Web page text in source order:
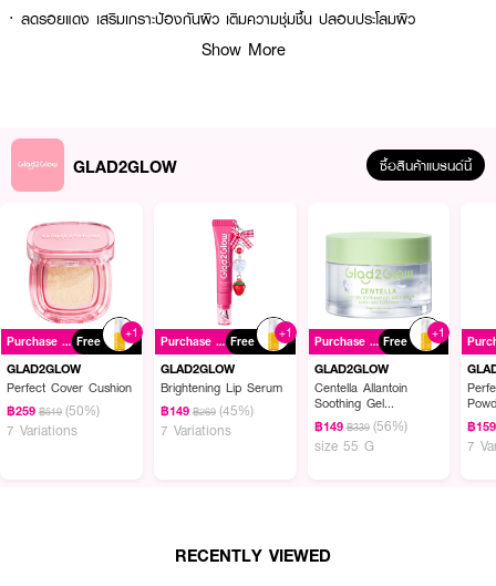
· ลดรอยแดง เสริมเกราะป้องกันผิว เติมความชุ่มชื้น ปลอบประโลมผิว
· เหมาะสำหรับผิวแพ้ง่าย ผิวมัน ผิวแห้ง
How To Use :
ทาครีมให้ทั่วใบหน้าและลำคอเป็นประจำทุกวัน รอจนกว่าครีมจะซึมลงสู่ผิว สามารถ
Show More
GLAD2GLOW ซื้อสินค้าแบรนด์นี้
Purchase ฿299+ Free
+1
GLAD2GLOW
Perfect Cover Cushion
฿259 ฿519 (50%)
7 Variations
Purchase ฿299+ Free
+1
GLAD2GLOW
Brightening Lip Serum
฿149 ฿269 (45%)
7 Variations
Purchase ฿299+ Free
+1
GLAD2GLOW
Centella Allantoin
Soothing Gel
Moisturizer
฿149 ฿339 (56%)
size 55 G
฿159
7
RECENTLY VIEWED